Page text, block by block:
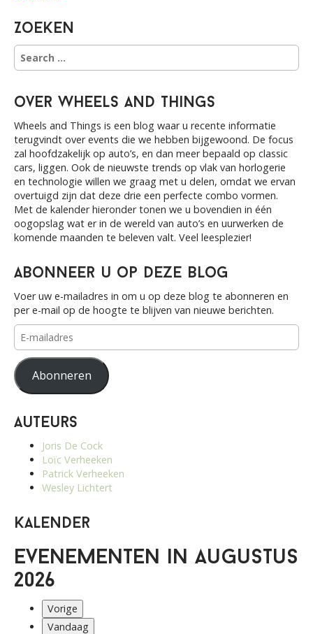
a
t
n
Zoeken
S
e
c
h
f
o
r
:
over Wheels and Things
Wheels and Things is een blog waar u recente informatie
terugvindt over events die we hebben bijgewoond. De focus
zal hoofdzakelijk op auto’s, en dan meer bepaald op classic
cars, liggen. Ook de nieuwste trends op vlak van horlogerie
en technologie willen we graag met u delen, omdat we ervan
overtuigd zijn dat deze drie een perfecte combo vormen.
Met de kalender hieronder tonen we u bovendien in één
oogopslag wat er in de wereld van auto’s en uurwerken de
komende maanden te beleven valt. Veel leesplezier!
Abonneer u op deze blog
Voer uw e-mailadres in om u op deze blog te abonneren en
per e-mail op de hoogte te blijven van nieuwe berichten.
E-
mailadres
Abonneren
Auteurs
Joris De Cock
Loïc Verheeken
Patrick Verheeken
Wesley Lichtert
Kalender
Evenementen in augustus
2026
Vorige
Vandaag